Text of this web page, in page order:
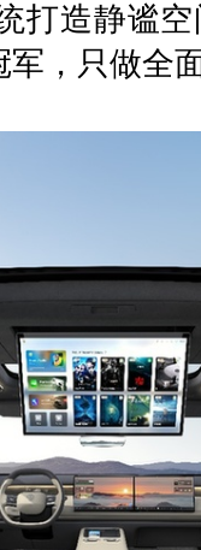
打造静谧
，只做全